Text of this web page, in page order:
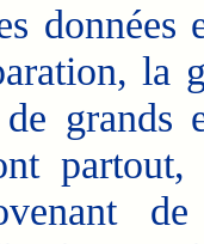
données
la
grands